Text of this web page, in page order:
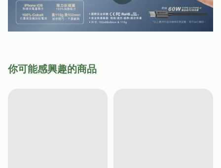
你可能感興趣的商品